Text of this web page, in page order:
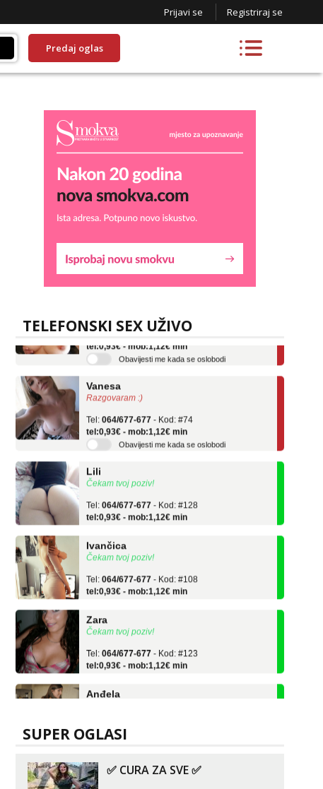
Prijavi se Registriraj se
Predaj oglas
TELEFONSKI SEX UŽIVO
Liliana
Razgovaram :)
tel:0,93€ - mob:1,12€ min
Vanesa
Tel:064/677-677
Obavijesti me kada se oslobodi
Lili
Tel:064/677-677- Kod: #128
Ivančica
Tel:064/677-677- Kod: #108
Zara
Tel:064/677-677- Kod: #123
Anđela
Tel: 064/677-677
SUPER OGLASI
✅ CURA ZA SVE ✅